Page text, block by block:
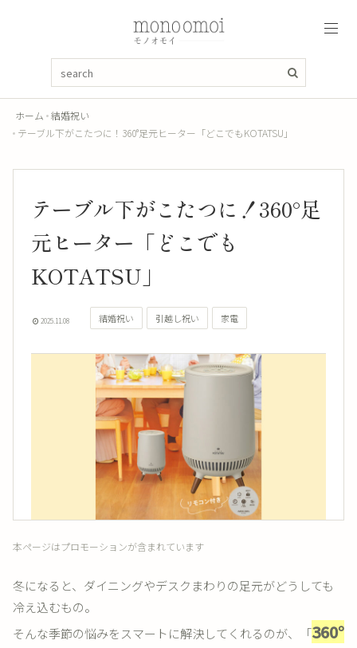
ホーム 結婚祝い
テーブル下がこたつに！360°足元ヒーター「どこでもKOTATSU」
テーブル下がこたつに！360°足
元ヒーター「どこでも
KOTATSU」
2025.11.08 結婚祝い 引越し祝い 家電
本ページはプロモーションが含まれています
冬になると、ダイニングやデスクまわりの足元がどうしても
冷え込むもの。
そんな季節の悩みをスマートに解決してくれるのが、「360°